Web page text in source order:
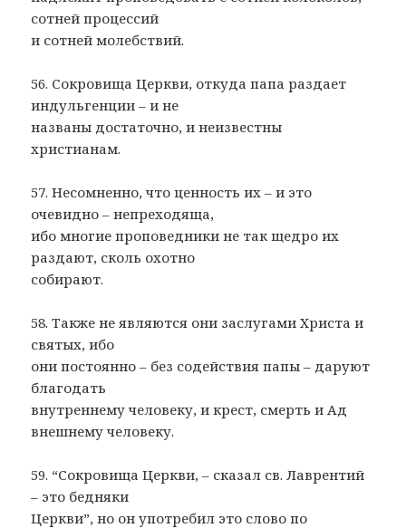
сотней процессий
и сотней молебствий.
56. Сокровища Церкви, откуда папа раздает
индульгенции – и не
названы достаточно, и неизвестны
христианам.
57. Несомненно, что ценность их – и это
очевидно – непреходяща,
ибо многие проповедники не так щедро их
раздают, сколь охотно
собирают.
58. Также не являются они заслугами Христа и
святых, ибо
они постоянно – без содействия папы – даруют
благодать
внутреннему человеку, и крест, смерть и Ад
внешнему человеку.
59. “Сокровища Церкви, – сказал св. Лаврентий
– это бедняки
Церкви”, но он употребил это слово по